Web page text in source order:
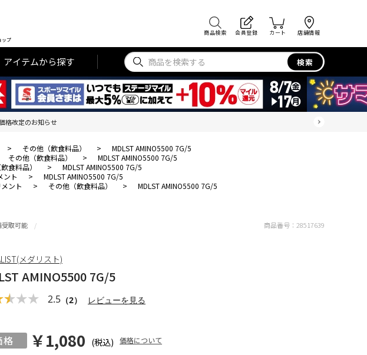
ップ
商品検索 会員登録 カート 店舗情報
アイテムから探す 検索
格改定のお知らせ
> その他（飲食料品） >
MDLST AMINO5500 7G/5
その他（飲食料品） >
MDLST AMINO5500 7G/5
食料品） >
MDLST AMINO5500 7G/5
ント >
MDLST AMINO5500 7G/5
ント > その他（飲食料品） > MDLST AMINO5500 7G/5
受取可能
AMINO5500 7G/5
2.5 （2） レビューを見る
￥1,080 (税込) 価格について
商品番号： 28517639
メダリスト)